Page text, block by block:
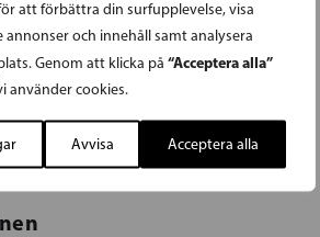
att förbättra din surfupplevelse, visa
annonser och innehåll samt analysera
Genom att klicka på “Acceptera alla”
använder cookies.
Avvisa Acceptera alla
– också då vi lever i
Därför är det också viktigt
jordbruksnäringen får ett
i vår.